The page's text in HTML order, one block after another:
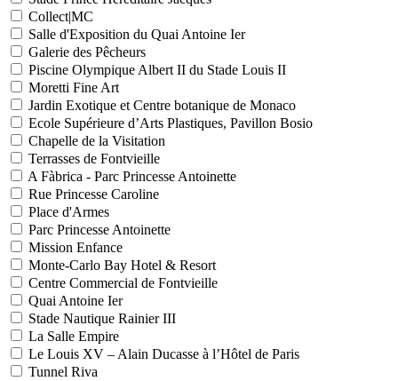
Collect|MC
Salle d'Exposition du Quai Antoine Ier
Galerie des Pêcheurs
Piscine Olympique Albert II du Stade Louis II
Moretti Fine Art
Jardin Exotique et Centre botanique de Monaco
Ecole Supérieure d’Arts Plastiques, Pavillon Bosio
Chapelle de la Visitation
Terrasses de Fontvieille
A Fàbrica - Parc Princesse Antoinette
Rue Princesse Caroline
Place d'Armes
Parc Princesse Antoinette
Mission Enfance
Monte-Carlo Bay Hotel & Resort
Centre Commercial de Fontvieille
Quai Antoine Ier
Stade Nautique Rainier III
La Salle Empire
Le Louis XV – Alain Ducasse à l’Hôtel de Paris
Tunnel Riva